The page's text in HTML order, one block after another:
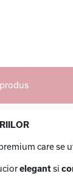
care se
elegantsi